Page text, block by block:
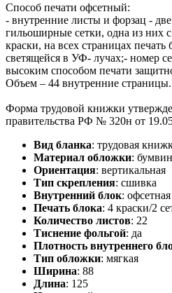
Способ печати офсетный:
- внутренние листы и форзац -
гильоширные сетки, одна из них
краски, на всех страницах печать
светящейся в УФ- лучах;- номер
высоким способом печати
Объем – 44 внутренние страницы.
Форма трудовой книжки
правительства РФ № 320н от
Вид бланка: трудовая
Материал обложки:
Ориентация: вертикальная
Тип скрепления: сшивка
Внутренний блок:
Печать блока: 4 краски/2
Количество листов: 22
Тиснение фольгой: да
Плотность внутреннего
Тип обложки: мягкая
Ширина: 88
Длина: 125